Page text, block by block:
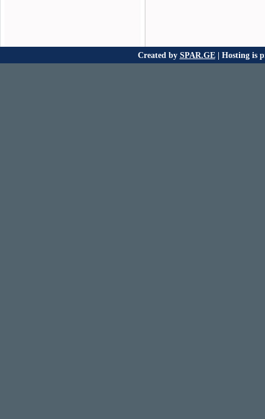
Created by SPAR.GE| Hosting is